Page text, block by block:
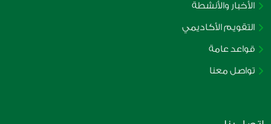
الأخبار والأنشطة
التقويم الأكاديمي
قواعد عامة
تواصل معنا